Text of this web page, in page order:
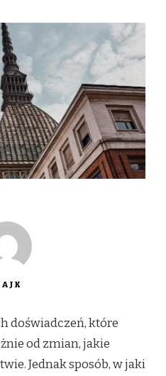
doświadczeń, które
od zmian, jakie
Jednak sposób, w jaki